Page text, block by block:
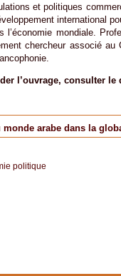
et politiques
international
l’économie mondiale.
chercheur associé au
l’ouvrage, consulter
arabe dans la
politique